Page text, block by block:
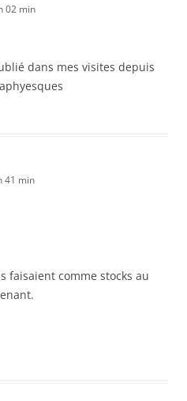
02 min
dans mes visites depuis
41 min
faisaient comme stocks au